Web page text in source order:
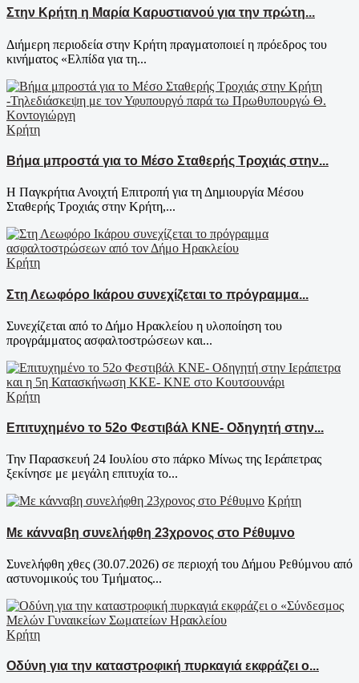
Στην Κρήτη η Μαρία Καρυστιανού για την πρώτη...
Διήμερη περιοδεία στην Κρήτη πραγματοποιεί η πρόεδρος του
κινήματος «Ελπίδα για τη...
Κρήτη
Βήμα μπροστά για το Μέσο Σταθερής Τροχιάς στην...
Η Παγκρήτια Ανοιχτή Επιτροπή για τη Δημιουργία Μέσου
Σταθερής Τροχιάς στην Κρήτη,...
Κρήτη
Στη Λεωφόρο Ικάρου συνεχίζεται το πρόγραμμα...
Συνεχίζεται από το Δήμο Ηρακλείου η υλοποίηση του
προγράμματος ασφαλτοστρώσεων και...
Κρήτη
Επιτυχημένο το 52ο Φεστιβάλ ΚΝΕ- Οδηγητή στην...
Την Παρασκευή 24 Ιουλίου στο πάρκο Μίνως της Ιεράπετρας
ξεκίνησε με μεγάλη επιτυχία το...
Κρήτη
Με κάνναβη συνελήφθη 23χρονος στο Ρέθυμνο
Συνελήφθη χθες (30.07.2026) σε περιοχή του Δήμου Ρεθύμνου από
αστυνομικούς του Τμήματος...
Κρήτη
Οδύνη για την καταστροφική πυρκαγιά εκφράζει ο...